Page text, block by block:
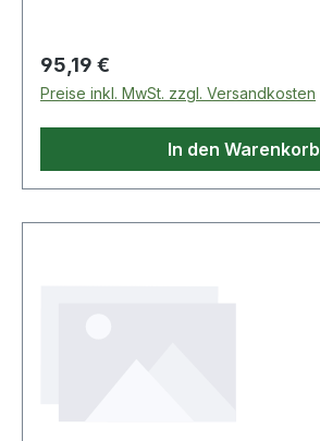
Regulärer Preis:
95,19 €
Preise inkl. MwSt. zzgl. Versandkosten
In den Warenkorb